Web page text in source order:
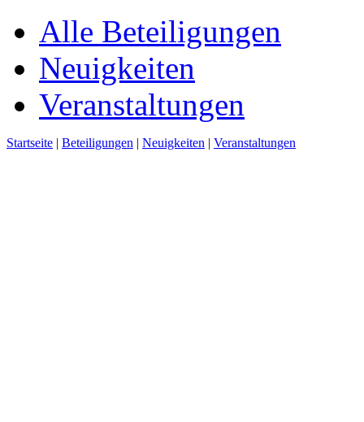
Alle Beteiligungen
Neuigkeiten
Veranstaltungen
Startseite | Beteiligungen | Neuigkeiten | Veranstaltungen